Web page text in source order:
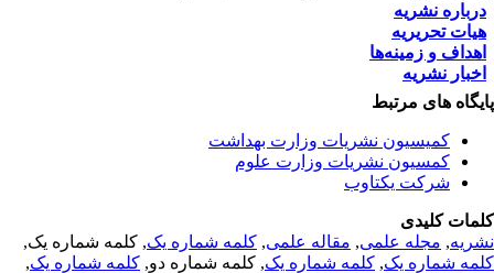
نشریه
تحریریه
و زمینه‌ها
نشریه
های مرتبط
کمیسیون نشریات وزارت بهداشت
کمسیون نشریات وزارت علوم
شرکت یکتاوب
کلیدی
,مجله علمی, مقاله علمی, کلمه شماره یک, کلمه شماره یک,
شماره یک,کلمه شماره یک, کلمه شماره دو,کلمه شماره یک,